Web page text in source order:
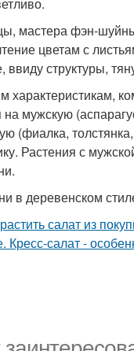
мастера фэн-
цветам с
структуры,
характеристикам,
на мужскую
(фиалка,
Растения с
в деревенском